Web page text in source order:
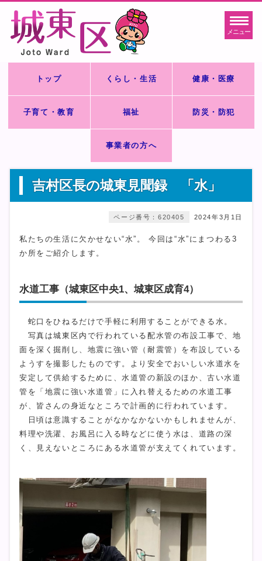
メニュー
トップ くらし・生活 健康・医療
子育て・教育 福祉 防災・防犯
事業者の方へ
吉村区長の城東見聞録 「水」
2024年3月1日
ページ番号：620405
私たちの生活に欠かせない“水”。 今回は“水”にまつわる3
か所をご紹介します。
水道工事（城東区中央1、城東区成育4）
蛇口をひねるだけで手軽に利用することができる水。
写真は城東区内で行われている配水管の布設工事で、地
面を深く掘削し、地震に強い管（耐震管）を布設している
ようすを撮影したものです。より安全でおいしい水道水を
安定して供給するために、水道管の新設のほか、古い水道
管を「地震に強い水道管」に入れ替えるための水道工事
が、皆さんの身近なところで計画的に行われています。
日頃は意識することがなかなかないかもしれませんが、
料理や洗濯、お風呂に入る時などに使う水は、道路の深
く、見えないところにある水道管が支えてくれています。